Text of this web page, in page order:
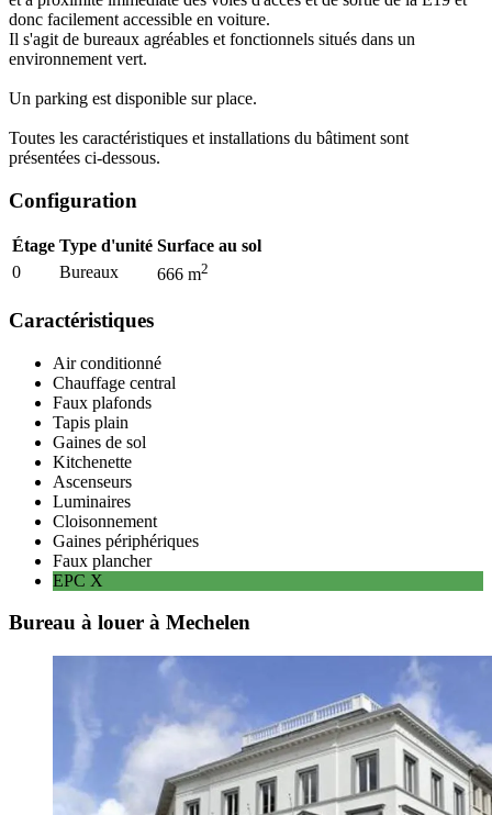
donc facilement accessible en voiture.
Il s'agit de bureaux agréables et fonctionnels situés dans un
environnement vert.
Un parking est disponible sur place.
Toutes les caractéristiques et installations du bâtiment sont
présentées ci-dessous.
Configuration
Étage Type d'unité Surface au sol
0
Bureaux 666 m2
Caractéristiques
Air conditionné
Chauffage central
Faux plafonds
Tapis plain
Gaines de sol
Kitchenette
Ascenseurs
Luminaires
Cloisonnement
Gaines périphériques
Faux plancher
EPC X
Bureau à louer à Mechelen